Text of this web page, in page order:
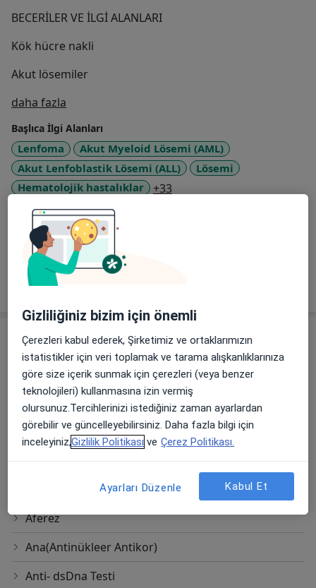
BECERİLER VE İLGİ ALANLARI
Kök hücre nakli
Akut lösemiler
daha fazla
Başlıca İlgi Alanları
Lenfoma
Akut Myeloid Lösemi (AML)
Akut Lenfoblastik Lösemi (ALL)
Lösemi
Hematolojik hastalıklar
+33a11y_sr_more_diseases
Görülen hasta/danışanlar
Yetişkin
Hizmetler
Başlıca Hizmetler
Hematoloji Randevusu
Kızılırmak 1450 sokak No:13, Ankara
Özel Koru Ankara Hastanesi
Kızılırmak 1450 sokak No:13, Ankara
Aferez
Ana(Antinükleer Antikor)
Anti- dsDna Testi
Gizliliğiniz bizim için önemli
Çerezleri kabul ederek, Şirketimiz ve ortaklarımızın
istatistikler için veri toplamak ve tarama alışkanlıklarınıza
göre size içerik sunmak için çerezleri (veya benzer
teknolojileri) kullanmasına izin vermiş
olursunuz.Tercihlerinizi istediğiniz zaman ayarlardan
görebilir ve güncelleyebilirsiniz. Daha fazla bilgi için
inceleyiniz,Gizlilik Politikası ve Çerez Politikası.
Ayarları Düzenle Kabul Et